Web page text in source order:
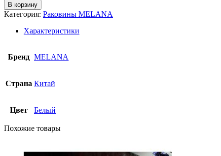
В корзину
Категория: Раковины MELANA
Характеристики
Бренд MELANA
Страна Китай
Цвет Белый
Похожие товары